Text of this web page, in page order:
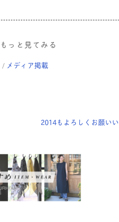
っと見てみる
/ メディア掲載
2014もよろしくお願い